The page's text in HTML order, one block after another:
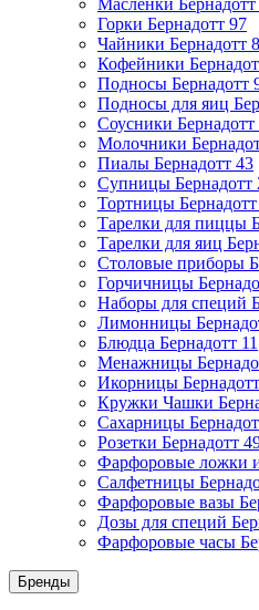
Масленки Бернадотт
Горки Бернадотт 97
Чайники Бернадотт
Кофейники
Подносы Бернадотт
Подносы для яиц
Соусники Бернадотт
Молочники
Пиалы Бернадотт 43
Супницы Бернадотт
Тортницы Бернадотт
Тарелки для пиццы
Тарелки для яиц
Столовые приборы
Горчичницы
Наборы для специй
Лимонницы
Блюдца Бернадотт 11
Менажницы
Икорницы Бернадотт
Кружки Чашки
Сахарницы
Розетки Бернадотт
Фарфоровые ложки
Салфетницы
Фарфоровые вазы
Дозы для специй
Фарфоровые часы
Бренды